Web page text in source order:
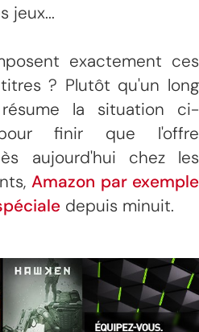
jeux...
exactement ces
? Plutôt qu'un long
la situation ci-
finir que l'offre
aujourd'hui chez les
Amazon par exemple
depuis minuit.